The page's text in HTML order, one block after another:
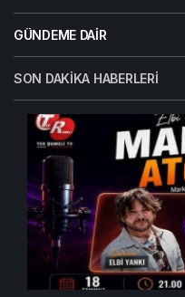
GÜNDEME DAIR
SON DAKIKA HABERLERI